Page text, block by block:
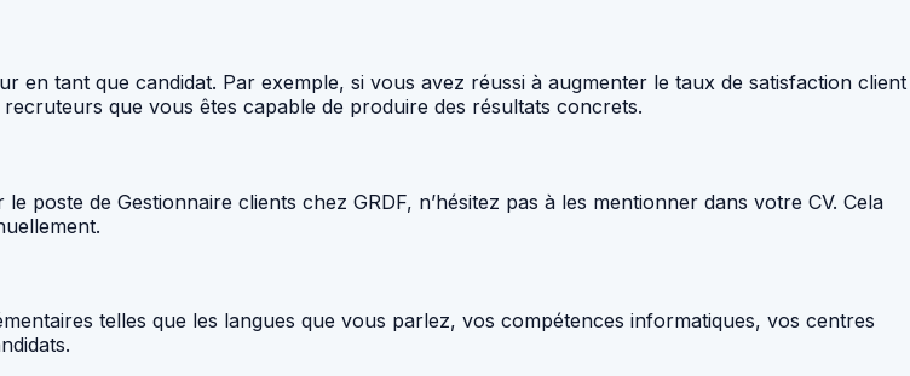
tant que candidat. Par exemple, si vous avez réussi à augmenter le taux de satisfaction client
que vous êtes capable de produire des résultats concrets.
de Gestionnaire clients chez GRDF, n’hésitez pas à les mentionner dans votre CV. Cela
telles que les langues que vous parlez, vos compétences informatiques, vos centres